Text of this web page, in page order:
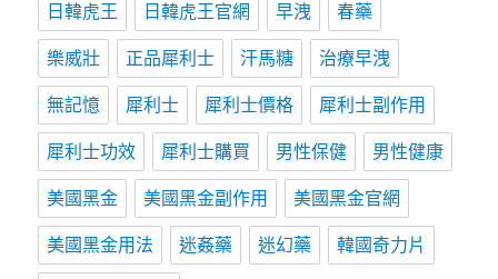
日韓虎王 日韓虎王官網 早洩 春藥
樂威壯 正品犀利士 汗馬糖 治療早洩
無記憶 犀利士 犀利士價格 犀利士副作用
犀利士功效 犀利士購買 男性保健 男性健康
美國黑金 美國黑金副作用 美國黑金官網
美國黑金用法 迷姦藥 迷幻藥 韓國奇力片